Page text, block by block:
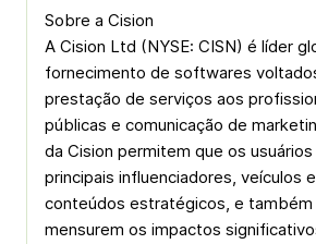
Sobre a Cision
A Cision Ltd (NYSE: CISN) é líder
fornecimento de softwares
prestação de serviços aos
públicas e comunicação de
da Cision permitem que os
principais influenciadores, veículos
conteúdos estratégicos, e também
mensurem os impactos